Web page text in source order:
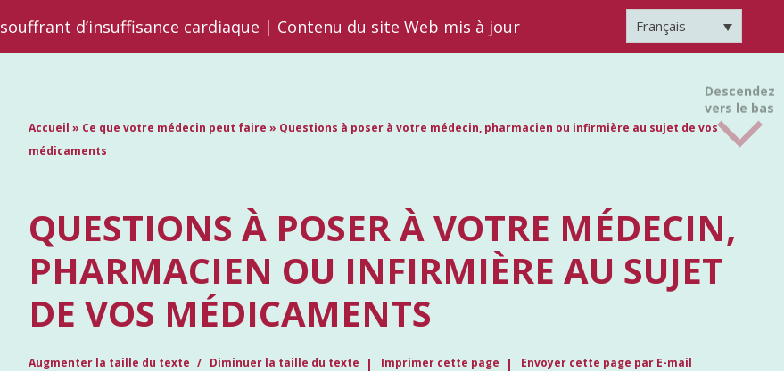
souffrant d’insuffisance cardiaque | Contenu du site Web mis à jour Français
Accueil » Ce que votre médecin peut faire » Questions à poser à votre médecin, pharmacien ou infirmière au sujet de vos
médicaments
QUESTIONS À POSER À VOTRE MÉDECIN,
PHARMACIEN OU INFIRMIÈRE AU SUJET
DE VOS MÉDICAMENTS
Augmenter la taille du texte Diminuer la taille du texte Imprimer cette page Envoyer cette page par E-mail
Descendez
vers le bas